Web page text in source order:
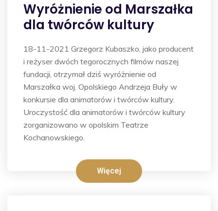
Wyróżnienie od Marszałka
dla twórców kultury
18-11-2021 Grzegorz Kubaszko, jako producent
i reżyser dwóch tegorocznych filmów naszej
fundacji, otrzymał dziś wyróżnienie od
Marszałka woj. Opolskiego Andrzeja Buły w
konkursie dla animatorów i twórców kultury.
Uroczystość dla animatorów i twórców kultury
zorganizowano w opolskim Teatrze
Kochanowskiego.
Więcej